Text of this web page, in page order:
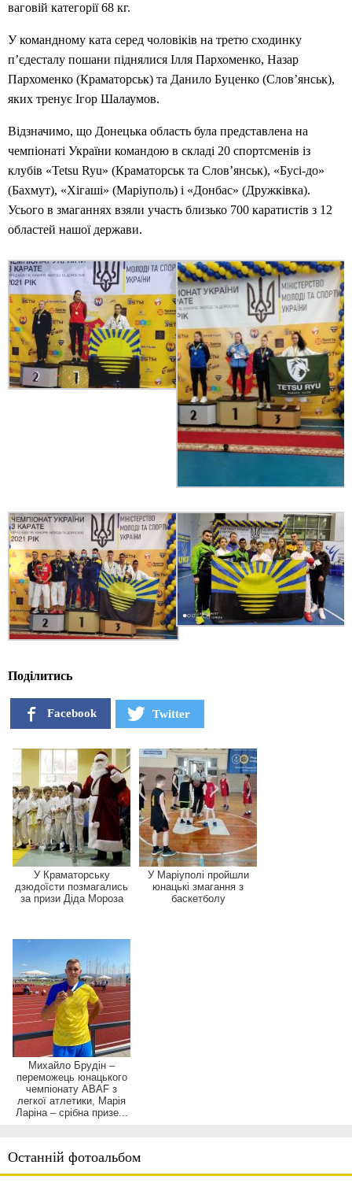
Останній фотоальбом
ваговій категорії 68 кг.
У командному ката серед чоловіків на третю сходинку
п’єдесталу пошани піднялися Ілля Пархоменко, Назар
Пархоменко (Краматорськ) та Данило Буценко (Слов’янськ),
яких тренує Ігор Шалаумов.
Відзначимо, що Донецька область була представлена на
чемпіонаті України командою в складі 20 спортсменів із
клубів «Tetsu Ryu» (Краматорськ та Слов’янськ), «Бусі-до»
(Бахмут), «Хігаші» (Маріуполь) і «Донбас» (Дружківка).
Усього в змаганнях взяли участь близько 700 каратистів з 12
областей нашої держави.
Поділитись
Facebook Twitter
У Краматорську
дзюдоїсти позмагались
за призи Діда Мороза
У Маріуполі пройшли
юнацькі змагання з
баскетболу
Михайло Брудін –
переможець юнацького
чемпіонату ABAF з
легкої атлетики, Марія
Ларіна – срібна призе...